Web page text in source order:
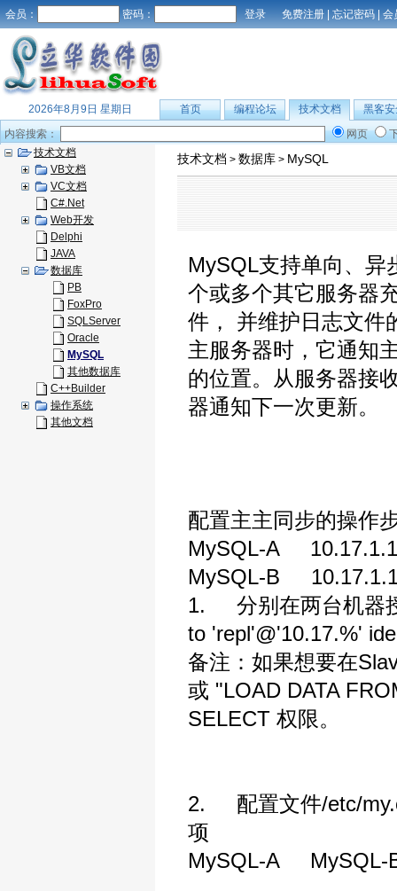
会员： 密码： 免费注册 | 忘记密码 | 会
2026年8月9日 星期日 首页 编程论坛 技术文档
黑客安
内容搜索：
网页
技术文档
VB文档
VC文档
C#.Net
Web开发
Delphi
JAVA
数据库
PB
FoxPro
SQLServer
Oracle
MySQL
其他数据库
C++Builder
操作系统
其他文档
技术文档 > 数据库 > MySQL
MySQL支持单向、异
个或多个其它服务器
件， 并维护日志文件
主服务器时，它通知
的位置。从服务器接
器通知下一次更新。
配置主主同步的操作
MySQL-A
MySQL-B
1. 分别在两台机器
to 'repl'@'10.17.%'
备注：如果想要在
或 "LOAD DATA
SELECT 权限。
2. 配置文件/etc/
项
MySQL-A
MySQL-